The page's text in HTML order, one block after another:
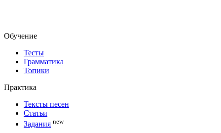
Обучение
Тесты
Грамматика
Топики
Практика
Тексты песен
Статьи
Задания new